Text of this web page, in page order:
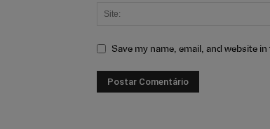
Save my name, email, and website